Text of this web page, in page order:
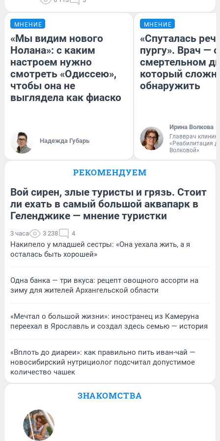
МНЕНИЕ
«Мы видим нового
Нолана»: с каким
настроем нужно
смотреть «Одиссею»,
чтобы она не
выглядела как фиаско
Надежда Губарь
МНЕНИЕ
«Спуталась
пургу». Врач — о
смертельном
который
обнаружить
Ирина Волкова
Главврач
«Реабилитация
Волковой»
РЕКОМЕНДУЕМ
Вой сирен, злые туристы и грязь. Стоит
ли ехать в самый большой аквапарк в
Геленджике — мнение туристки
3 часа 3 238 4
Накипело у младшей сестры: «Она уехала жить, а я
осталась быть хорошей»
Одна банка — три вкуса: рецепт овощного ассорти на
зиму для жителей Архангельской области
«Мечтал о большой жизни»: иностранец из Камеруна
переехал в Ярославль и создал здесь семью — история
«Вплоть до диареи»: как правильно пить иван-чай —
новосибирский нутрициолог подсчитал допустимое
количество чашек
ЗНАКОМСТВА